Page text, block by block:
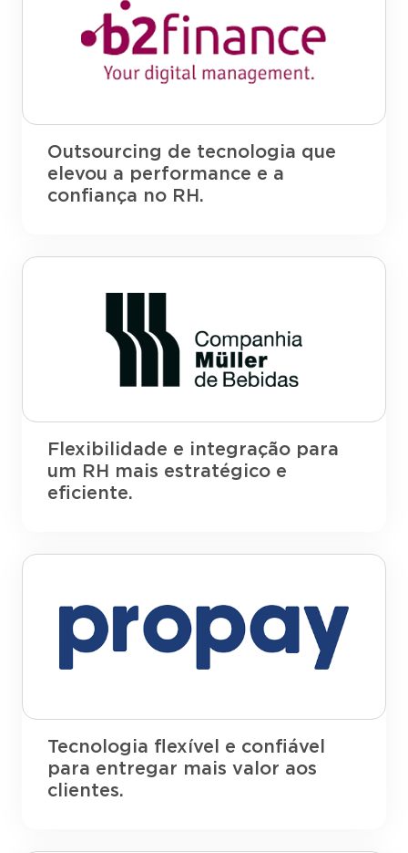
Outsourcing de tecnologia que
elevou a performance e a
confiança no RH.
Flexibilidade e integração para
um RH mais estratégico e
eficiente.
Tecnologia flexível e confiável
para entregar mais valor aos
clientes.